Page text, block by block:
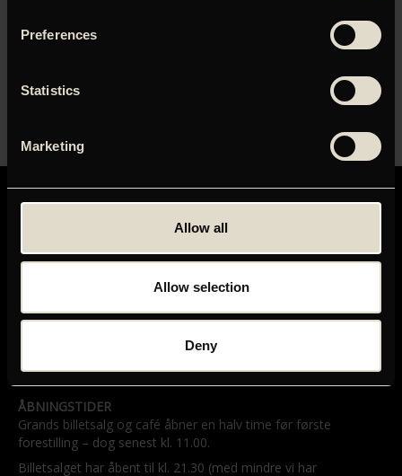
Preferences
Statistics
Marketing
Allow all
Allow selection
Deny
hænderne af Wangs kone, iværksætter Wang sammen
med tjeneren Zhao og politimanden Zhang en plan, der skal
Mikkel Bryggers Gade 8
1460 København K
ÅBNINGSTIDER
Grands billetsalg og café åbner en halv time før første
forestilling – dog senest kl. 11.00.
Billetsalget har åbent til kl. 21.30 (med mindre vi har